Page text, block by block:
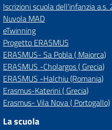
Iscrizioni scuola dell'infanzia
Nuvola MAD
eTwinning
Progetto ERASMUS
ERASMUS- Sa Pobla ( Maiorca)
ERASMUS -Cholargos ( Grecia)
ERASMUS -Halchiu (Romania)
Erasmus-Katerini ( Grecia)
Erasmus- Vila Nova ( Portogallo)
La scuola